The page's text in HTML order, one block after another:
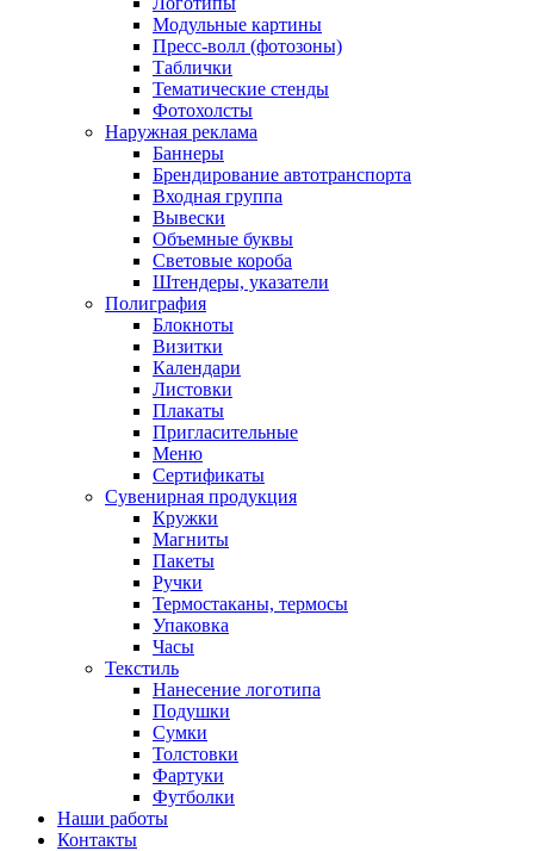
Модульные картины
Пресс-волл (фотозоны)
Таблички
Тематические стенды
Фотохолсты
Наружная реклама
Баннеры
Брендирование автотранспорта
Входная группа
Вывески
Объемные буквы
Световые короба
Штендеры, указатели
Полиграфия
Блокноты
Визитки
Календари
Листовки
Плакаты
Пригласительные
Меню
Сертификаты
Сувенирная продукция
Кружки
Магниты
Пакеты
Ручки
Термостаканы, термосы
Упаковка
Часы
Текстиль
Нанесение логотипа
Подушки
Сумки
Толстовки
Фартуки
Футболки
Наши работы
Контакты